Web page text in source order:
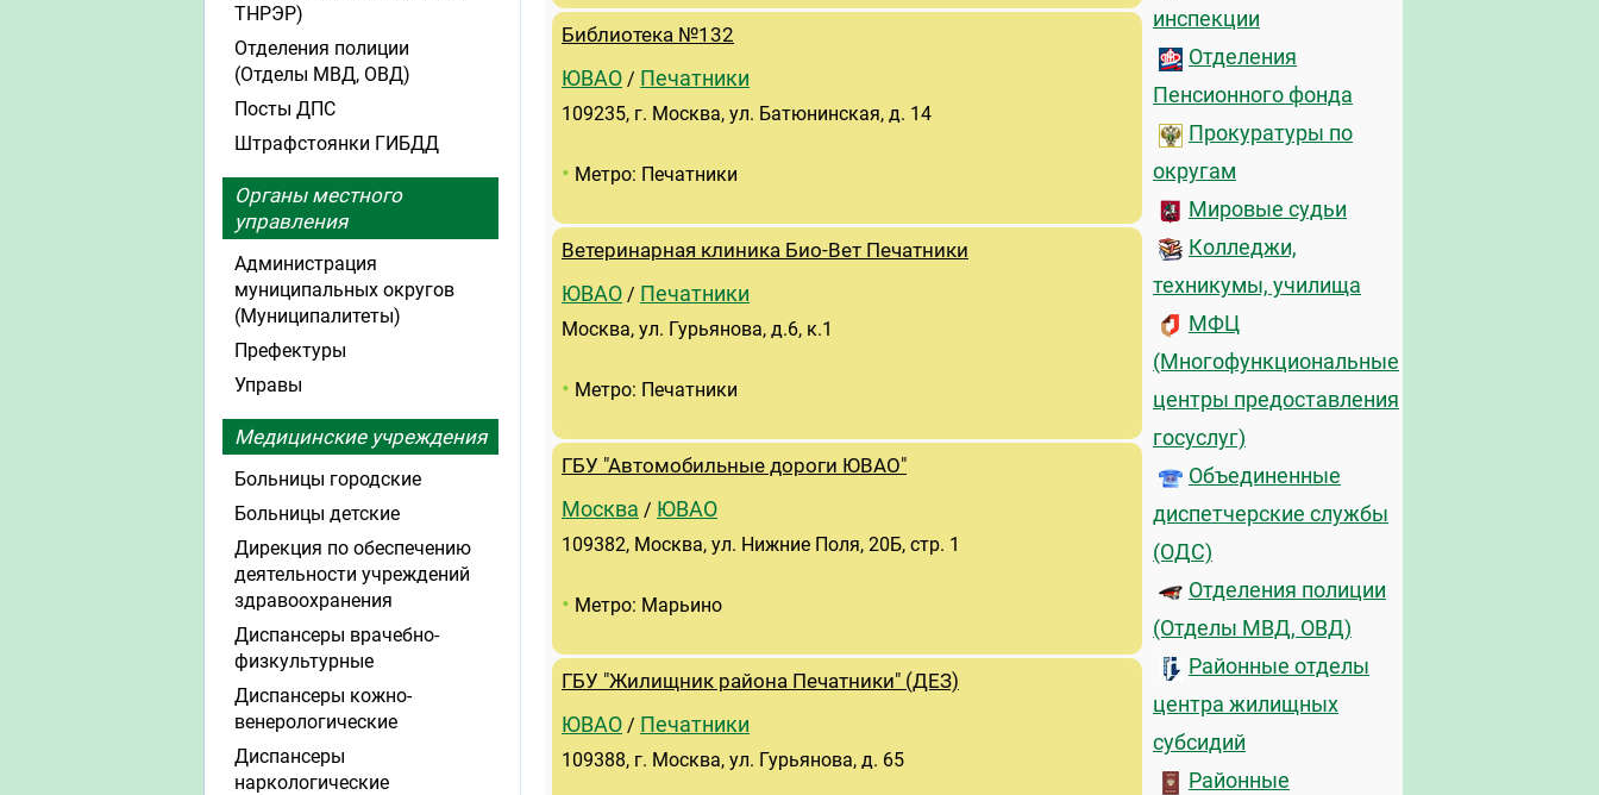
Библиотека №132
ЮВАО / Печатники
109235, г. Москва, ул. Батюнинская, д. 14
• Метро: Печатники
Ветеринарная клиника Био-Вет Печатники
ЮВАО / Печатники
Москва, ул. Гурьянова, д.6, к.1
• Метро: Печатники
ГБУ "Автомобильные дороги ЮВАО"
Москва / ЮВАО
109382, Москва, ул. Нижние Поля, 20Б, стр. 1
• Метро: Марьино
ГБУ "Жилищник района Печатники" (ДЕЗ)
ЮВАО / Печатники
109388, г. Москва, ул. Гурьянова, д. 65
инспекции
Отделения
Пенсионного фонда
Прокуратуры по
округам
Мировые судьи
Колледжи,
техникумы, училища
МФЦ
(Многофункциональные
центры предоставления
госуслуг)
Объединенные
диспетчерские службы
(ОДС)
Отделения полиции
(Отделы МВД, ОВД)
Районные отделы
центра жилищных
субсидий
Районные
ТНРЭР)
Отделения полиции
(Отделы МВД, ОВД)
Посты ДПС
Штрафстоянки ГИБДД
Органы местного
управления
Администрация
муниципальных округов
(Муниципалитеты)
Префектуры
Управы
Медицинские учреждения
Больницы городские
Больницы детские
Дирекция по обеспечению
деятельности учреждений
здравоохранения
Диспансеры врачебно-
физкультурные
Диспансеры кожно-
венерологические
Диспансеры
наркологические